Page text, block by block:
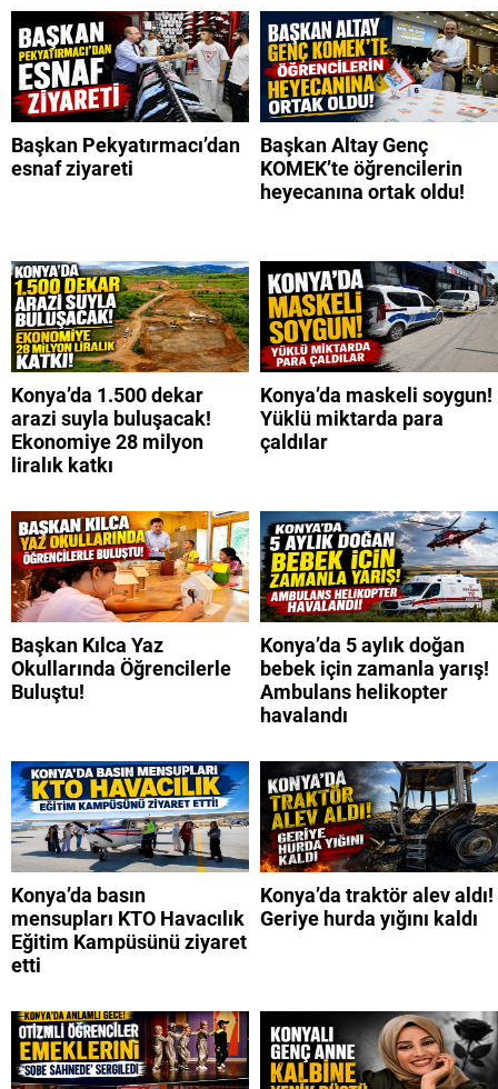
Başkan Pekyatırmacı’dan
esnaf ziyareti
Başkan Altay Genç
KOMEK’te öğrencilerin
heyecanına ortak oldu!
Konya’da 1.500 dekar
arazi suyla buluşacak!
Ekonomiye 28 milyon
liralık katkı
Konya’da maskeli soygun!
Yüklü miktarda para
çaldılar
Başkan Kılca Yaz
Okullarında Öğrencilerle
Buluştu!
Konya’da 5 aylık doğan
bebek için zamanla yarış!
Ambulans helikopter
havalandı
Konya’da basın
mensupları KTO Havacılık
Eğitim Kampüsünü ziyaret
etti
Konya’da traktör alev aldı!
Geriye hurda yığını kaldı